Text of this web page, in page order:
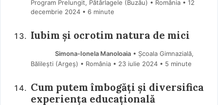
Program Prelungit, Pătârlagele (Buzău) • România
12
decembrie 2024 • 6 minute
Iubim și ocrotim natura de mici
Simona-Ionela Manoloaia• Școala Gimnazială,
Bălilești (Argeş) • România
23 iulie 2024 • 5 minute
Cum putem îmbogăți și diversifica
experiența educațională